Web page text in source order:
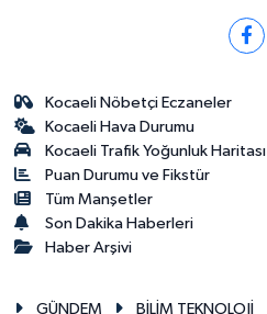
Kocaeli Nöbetçi Eczaneler
Kocaeli Hava Durumu
Kocaeli Trafik Yoğunluk Haritası
Puan Durumu ve Fikstür
Tüm Manşetler
Son Dakika Haberleri
Haber Arşivi
GÜNDEM BİLİM TEKNOLOJİ